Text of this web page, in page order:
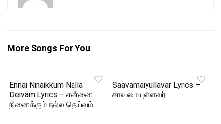
More Songs For You
Ennai Ninaikkum Nalla
Deivam Lyrics – என்னை
நினைக்கும் நல்ல தெய்வம்
Saavamaiyullavar Lyrics –
சாவமையுள்ளவர்